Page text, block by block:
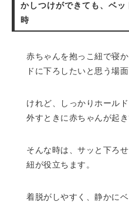
かしつけができても、ベ
時
赤ちゃんを抱っこ紐で寝
ドに下ろしたいと思う場
けれど、しっかりホール
外すときに赤ちゃんが起き
そんな時は、サッと下ろ
紐が役立ちます。
着脱がしやすく、静かに